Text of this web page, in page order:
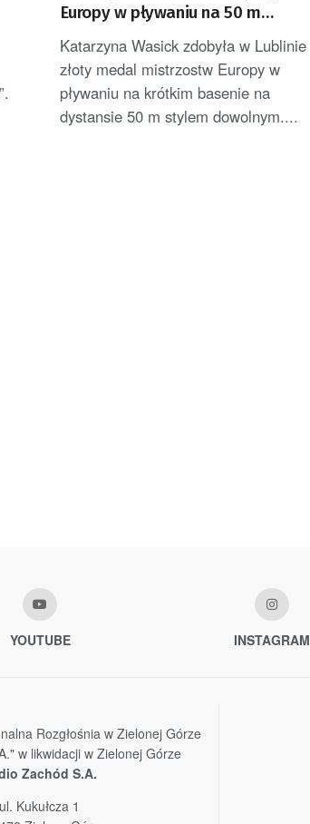
Europy w pływaniu na 50 m
stylem dowolnym [AKTUALIZACJA]
Katarzyna Wasick zdobyła w Lublinie
złoty medal mistrzostw Europy w
pływaniu na krótkim basenie na
dystansie 50 m stylem dowolnym....
YOUTUBE INSTAGRAM
Rozgłośnia w Zielonej Górze
w likwidacji w Zielonej Górze
Zachód S.A.
ul. Kukułcza 1